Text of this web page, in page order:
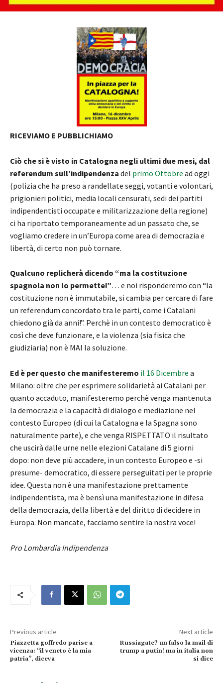
RICEVIAMO E PUBBLICHIAMO
Ciò che si è visto in Catalogna negli ultimi due mesi, dal
referendum sull’indipendenza del primo Ottobre ad oggi
(polizia che ha preso a randellate seggi, votanti e volontari,
prigionieri politici, media locali censurati, sedi dei partiti
indipendentisti occupate e militarizzazione della regione)
ci ha riportato temporaneamente ad un passato che, se
vogliamo credere in un’Europa come area di democrazia e
libertà, di certo non può tornare.
Qualcuno replicherà dicendo “ma la costituzione
spagnola non lo permette!”… e noi risponderemo con “la
costituzione non è immutabile, si cambia per cercare di fare
un referendum concordato tra le parti, come i Catalani
chiedono già da anni!”. Perchè in un contesto democratico è
così che deve funzionare, e la violenza (sia fisica che
giudiziaria) non è MAI la soluzione.
Ed è per questo che manifesteremo il 16 Dicembre a
Milano: oltre che per esprimere solidarietà ai Catalani per
quanto accaduto, manifesteremo perchè venga mantenuta
la democrazia e la capacità di dialogo e mediazione nel
contesto Europeo (di cui la Catalogna e la Spagna sono
naturalmente parte), e che venga RISPETTATO il risultato
che uscirà dalle urne nelle elezioni Catalane di 5 giorni
dopo: non deve più accadere, in un contesto Europeo e -si
presume- democratico, di essere perseguitati per le proprie
idee. Questa non è una manifestazione prettamente
indipendentista, ma è bensì una manifestazione in difesa
della democrazia, della libertà e del diritto di decidere in
Europa. Non mancate, facciamo sentire la nostra voce!
Pro Lombardia Indipendenza
Previous article
Piazzetta goffredo parise a
vicenza: “il veneto è la mia
patria”, diceva
Next article
Russiagate? un falso la mail di
trump a putin! ma in italia non
si dice